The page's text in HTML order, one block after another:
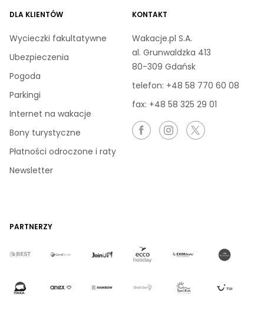
DLA KLIENTÓW
Wycieczki fakultatywne
Ubezpieczenia
Pogoda
Parkingi
Internet na wakacje
Bony turystyczne
Płatności odroczone i raty
Newsletter
KONTAKT
Wakacje.pl S.A.
al. Grunwaldzka 413
80-309 Gdańsk
telefon: +48 58 770 60 08
fax: +48 58 325 29 01
PARTNERZY